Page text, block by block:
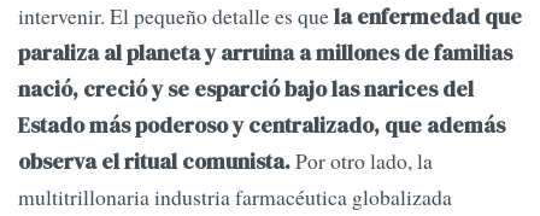
intervenir. El pequeño detalle es quela enfermedad que
paraliza al planeta y arruina a millones de familias
nació, creció y se esparció bajo las narices del
Estado más poderoso y centralizado, que además
observa el ritual comunista.Por otro lado, la
multitrillonaria industria farmacéutica globalizada